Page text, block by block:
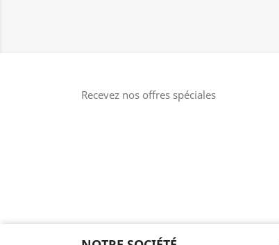
Recevez nos offres spéciales